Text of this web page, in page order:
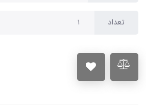
تعداد